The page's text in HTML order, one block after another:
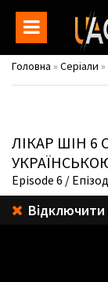
Головна » Серіали »
ЛІКАР ШІН 6
Episode 6 /